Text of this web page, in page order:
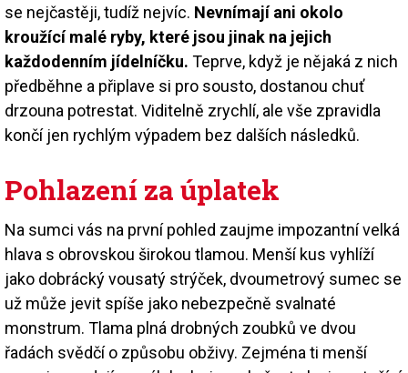
se nejčastěji, tudíž nejvíc. Nevnímají ani okolo
kroužící malé ryby, které jsou jinak na jejich
každodenním jídelníčku. Teprve, když je nějaká z nich
předběhne a připlave si pro sousto, dostanou chuť
drzouna potrestat. Viditelně zrychlí, ale vše zpravidla
končí jen rychlým výpadem bez dalších následků.
Pohlazení za úplatek
Na sumci vás na první pohled zaujme impozantní velká
hlava s obrovskou širokou tlamou. Menší kus vyhlíží
jako dobrácký vousatý strýček, dvoumetrový sumec se
už může jevit spíše jako nebezpečně svalnaté
monstrum. Tlama plná drobných zoubků ve dvou
řadách svědčí o způsobu obživy. Zejména ti menší